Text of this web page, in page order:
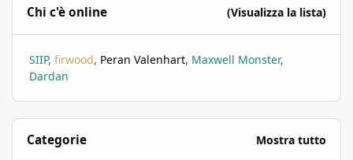
Chi c'è online (Visualizza la lista)
SIIP firwood Peran Valenhart Maxwell Monster
Dardan
Categorie Mostra tutto